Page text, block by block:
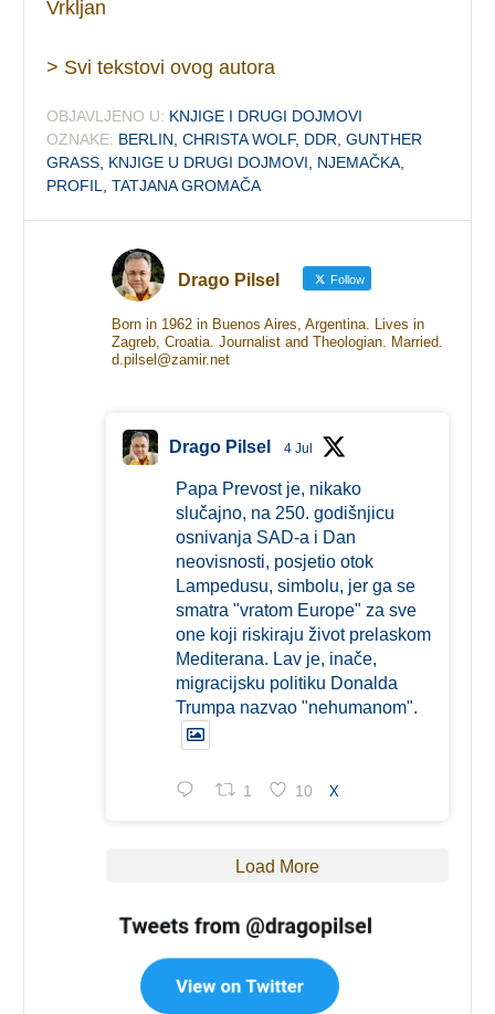
Vrkljan
> Svi tekstovi ovog autora
OBJAVLJENO U: KNJIGE I DRUGI DOJMOVI
OZNAKE: BERLIN ,CHRISTA WOLF, DDR ,GUNTHER
GRASS KNJIGE U DRUGI DOJMOVI NJEMAČKA
PROFIL
,TATJANA GROMAČA
Drago Pilsel Follow
Born in 1962 in Buenos Aires, Argentina. Lives in
Zagreb, Croatia. Journalist and Theologian. Married.
d.pilsel@zamir.net
Drago Pilsel 4 Jul
Papa Prevost je, nikako
slučajno, na 250. godišnjicu
osnivanja SAD-a i Dan
neovisnosti, posjetio otok
Lampedusu, simbolu, jer ga se
smatra "vratom Europe" za sve
one koji riskiraju život prelaskom
Mediterana. Lav je, inače,
migracijsku politiku Donalda
Trumpa nazvao "nehumanom".
1 10 X
Load More